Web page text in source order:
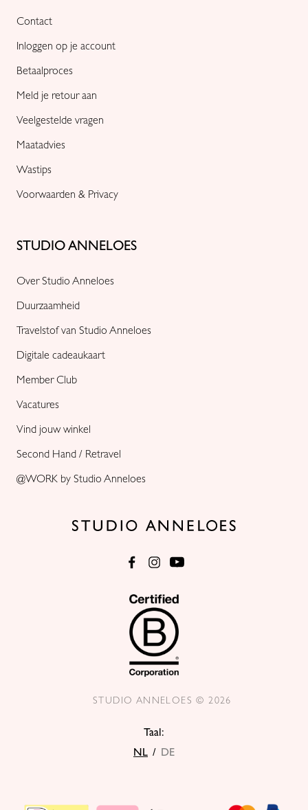
STUDIO ANNELOES
Over Studio Anneloes
Duurzaamheid
Travelstof van Studio Anneloes
Digitale cadeaukaart
Member Club
Vacatures
Vind jouw winkel
Second Hand / Retravel
@WORK by Studio Anneloes
Contact
Inloggen op je account
Betaalproces
Meld je retour aan
Veelgestelde vragen
Maatadvies
Wastips
Voorwaarden & Privacy
Taal:
NL / DE
STUDIO ANNELOES © 2026